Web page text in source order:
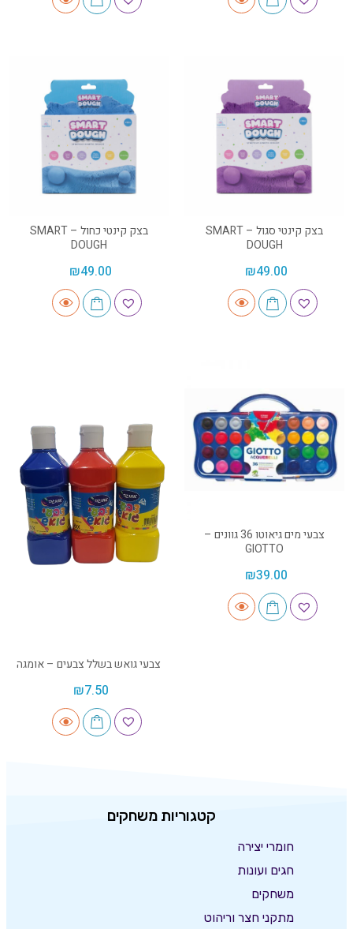
בצק קינטי סגול – SMART
DOUGH
₪49.00
בצק קינטי כחול – SMART
DOUGH
₪49.00
צבעי מים גיאוטו 36 גוונים –
GIOTTO
₪39.00
צבעי גואש בשלל צבעים – אומגה
₪7.50
קטגוריות משחקים
חומרי יצירה
חגים ועונות
משחקים
מתקני חצר וריהוט